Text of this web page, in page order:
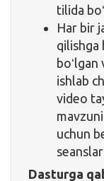
tilida
Har bir
qilishga
boʻlgan
ishlab
video
uchun
Dasturga